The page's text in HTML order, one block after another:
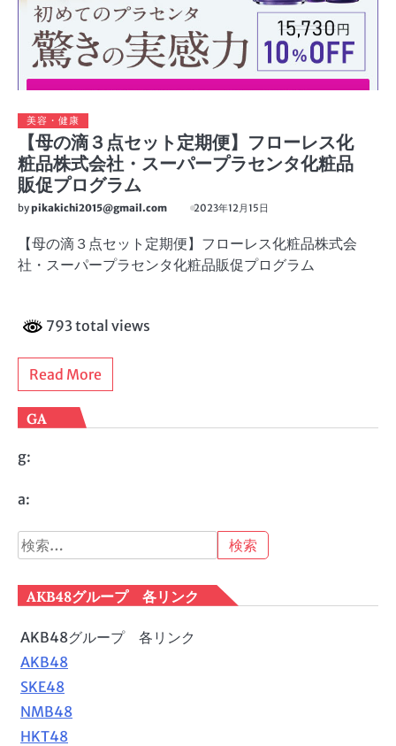
美容・健康
【母の滴３点セット定期便】フローレス化
粧品株式会社・スーパープラセンタ化粧品
販促プログラム
bypikakichi2015@gmail.com 2023年12月15日
【母の滴３点セット定期便】フローレス化粧品株式会
社・スーパープラセンタ化粧品販促プログラム
793 total views
Read More
GA
g:
a:
検
索:
AKB48グループ 各リンク
AKB48グループ 各リンク
AKB48
SKE48
NMB48
HKT48